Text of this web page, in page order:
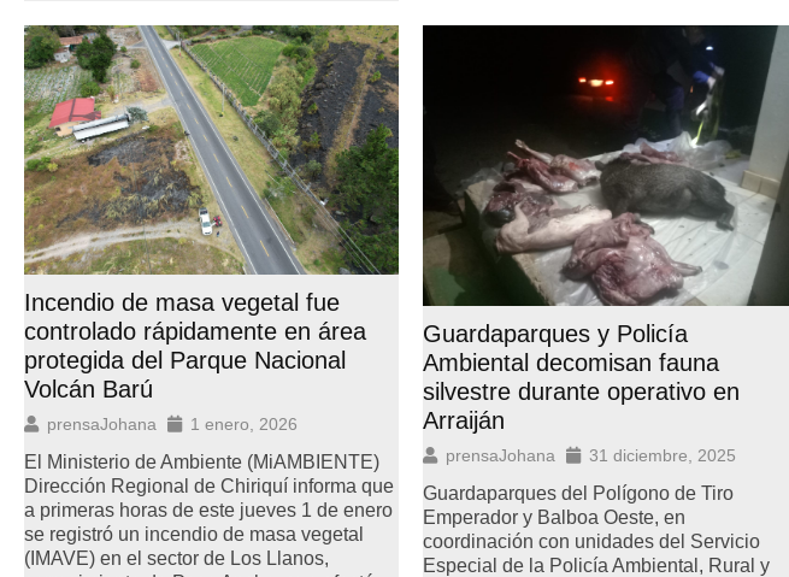
Incendio de masa vegetal fue
controlado rápidamente en área
protegida del Parque Nacional
Volcán Barú
prensaJohana 1 enero, 2026
El Ministerio de Ambiente (MiAMBIENTE)
Dirección Regional de Chiriquí informa que
a primeras horas de este jueves 1 de enero
se registró un incendio de masa vegetal
(IMAVE) en el sector de Los Llanos,
Guardaparques y Policía
Ambiental decomisan fauna
silvestre durante operativo en
Arraiján
prensaJohana 31 diciembre, 2025
Guardaparques del Polígono de Tiro
Emperador y Balboa Oeste, en
coordinación con unidades del Servicio
Especial de la Policía Ambiental, Rural y